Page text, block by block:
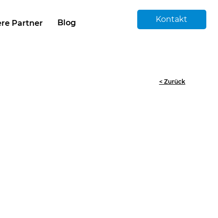
Blog
Partner Kontakt
< Zurück